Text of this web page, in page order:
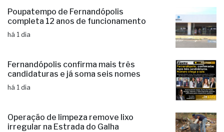
Poupatempo de Fernandópolis
completa 12 anos de funcionamento
há 1 dia
Fernandópolis confirma mais três
candidaturas e já soma seis nomes
há 1 dia
Operação de limpeza remove lixo
irregular na Estrada do Galha